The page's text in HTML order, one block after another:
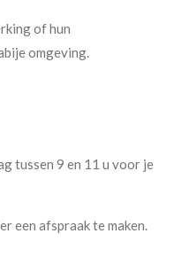
of hun
omgeving.
tussen 9 en 11 u voor je
een afspraak te maken.